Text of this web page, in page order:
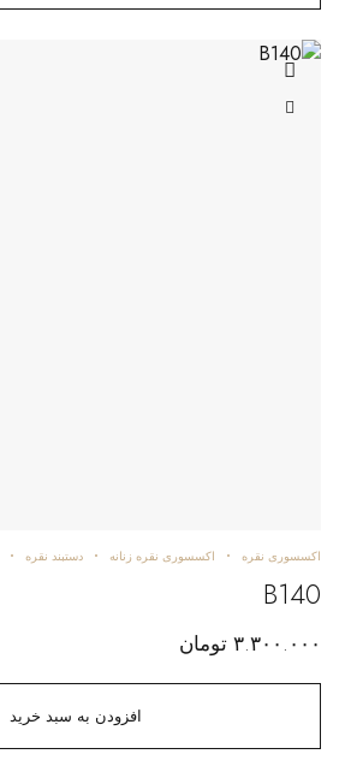
افزودن به سبد خرید
اکسسوری نقره اکسسوری نقره زنانه دستبند نقره
B140
۳.۳۰۰.۰۰۰ تومان